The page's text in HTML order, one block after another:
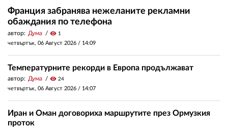
Франция забранява нежеланите рекламни
обаждания по телефона
автор: Дума visibility 1
четвъртък, 06 Август 2026 / 14:09
Температурните рекорди в Европа продължават
автор: Дума visibility 24
четвъртък, 06 Август 2026 / 14:07
Иран и Оман договориха маршрутите през Ормузкия
проток